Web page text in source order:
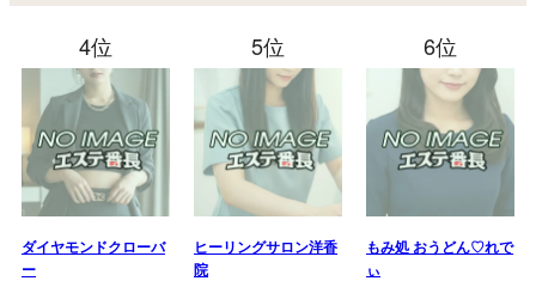
4位
ダイヤモンドクローバ
ー
5位
ヒーリングサロン洋香
院
6位
もみ処 おうどん♡れで
ぃ